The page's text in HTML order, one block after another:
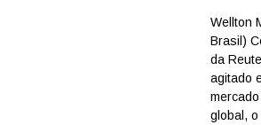
Wellton
Brasil)
da
agitado
global,